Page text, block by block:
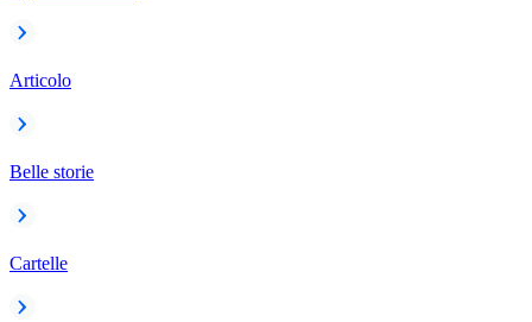
Articolo
Belle storie
Cartelle